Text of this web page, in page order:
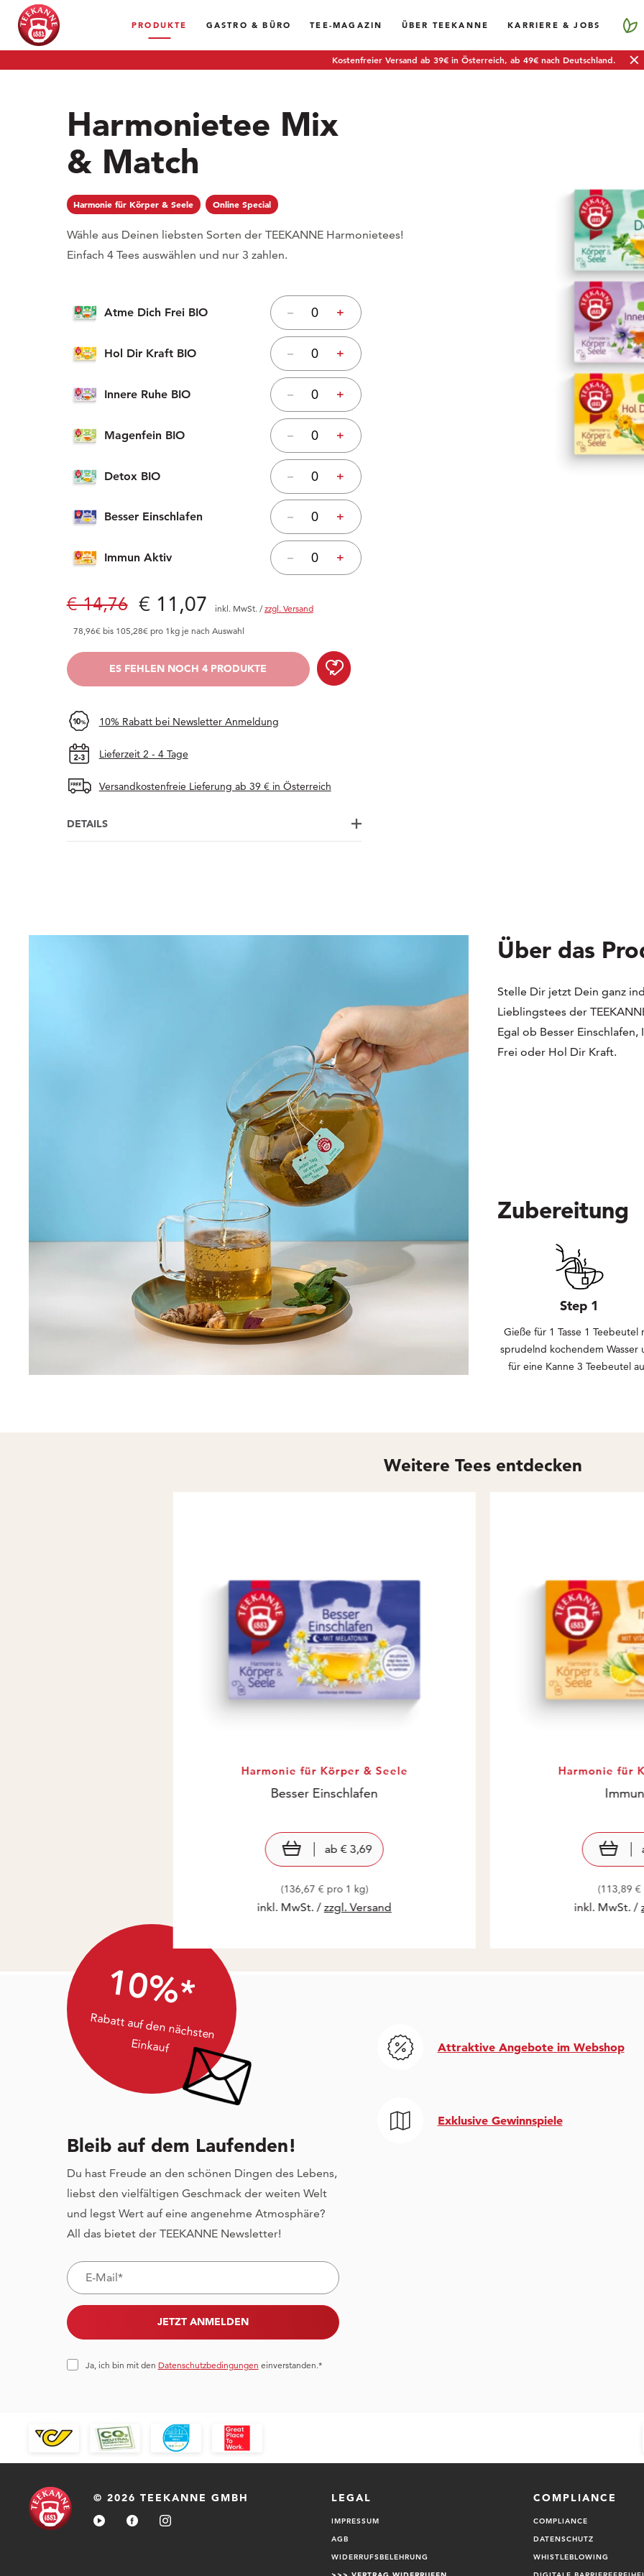
PRODUKTE GASTRO & BÜRO TEE-MAGAZIN ÜBER TEEKANNE KARRIERE & JOBS
Kostenfreier Versand ab 39€ in Österreich, ab 49€ nach Deutschland.
Harmonietee Mix
& Match
Harmonie für Körper & Seele Online Special
Wähle aus Deinen liebsten Sorten der TEEKANNE Harmonietees!
Einfach 4 Tees auswählen und nur 3 zahlen.
Atme Dich Frei BIO – +
Hol Dir Kraft BIO – +
Innere Ruhe BIO – +
Magenfein BIO – +
Detox BIO – +
Besser Einschlafen – +
Immun Aktiv – +
Alter Preis: € 14,76
€ 14,76 Preis: € 11,07
€ 11,07 inkl. MwSt./zzgl. Versand
78,96€ bis 105,28€ pro 1kg je nach Auswahl
ES FEHLEN NOCH 4 PRODUKTE
Harmonietee Mix & Match
10% Rabatt bei Newsletter Anmeldung
Lieferzeit 2 - 4 Tage
Versandkostenfreie Lieferung ab 39 € in Österreich
DETAILS
Über das
Stelle Dir jetzt Dein ganz
Lieblingstees der
Egal ob Besser
Frei oder Hol Dir Kraft.
Zubereitung
Step 1
Gieße für 1 Tasse 1 Teebeutel
sprudelnd kochendem Wasser
für eine Kanne 3 Teebeutel
Weitere Tees entdecken
Harmonie für Körper & Seele
Besser Einschlafen
view product
ab€ 3,69
(136,67 € pro 1 kg)
inkl. MwSt. /zzgl. Versand
Harmonie für
(113,89
inkl. MwSt. /
10%*
Rabatt auf den nächsten
Einkauf
Bleib auf dem Laufenden!
Du hast Freude an den schönen Dingen des Lebens,
liebst den vielfältigen Geschmack der weiten Welt
und legst Wert auf eine angenehme Atmosphäre?
All das bietet der TEEKANNE Newsletter!
JETZT ANMELDEN
Ja, ich bin mit den Datenschutzbedingungen einverstanden.*
Attraktive Angebote im Webshop
Exklusive Gewinnspiele
© 2026 TEEKANNE GMBH LEGAL
IMPRESSUM
AGB
WIDERRUFSBELEHRUNG
COMPLIANCE
COMPLIANCE
DATENSCHUTZ
WHISTLEBLOWING